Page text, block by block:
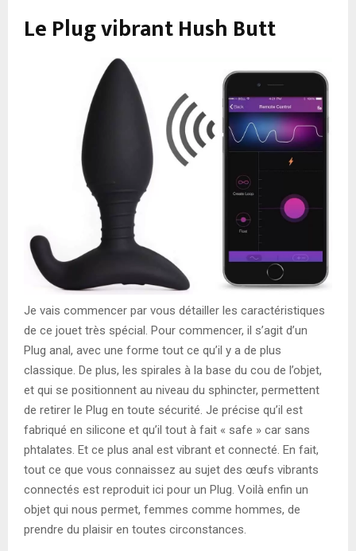
Le Plug vibrant Hush Butt
Je vais commencer par vous détailler les caractéristiques
de ce jouet très spécial. Pour commencer, il s’agit d’un
Plug anal, avec une forme tout ce qu’il y a de plus
classique. De plus, les spirales à la base du cou de l’objet,
et qui se positionnent au niveau du sphincter, permettent
de retirer le Plug en toute sécurité. Je précise qu’il est
fabriqué en silicone et qu’il tout à fait « safe » car sans
phtalates. Et ce plus anal est vibrant et connecté. En fait,
tout ce que vous connaissez au sujet des œufs vibrants
connectés est reproduit ici pour un Plug. Voilà enfin un
objet qui nous permet, femmes comme hommes, de
prendre du plaisir en toutes circonstances.